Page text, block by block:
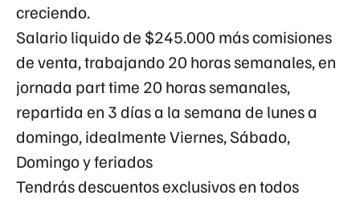
creciendo.
Salario liquido de$245.000 más comisiones
de venta, trabajando 20 horas semanales, en
jornada part time 20 horas semanales,
repartida en 3 días a la semana de lunes a
domingo, idealmente Viernes, Sábado,
Domingo y feriados
Tendrás descuentos exclusivos en todos